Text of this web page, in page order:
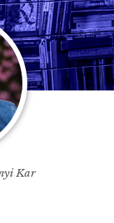
Kar